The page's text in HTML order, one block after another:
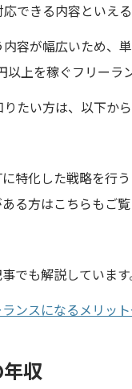
できる内容といえ
容が幅広いため、
以上を稼ぐフリーラ
たい方は、以下か
特化した戦略を行
る方はこちらもご
でも解説しています
ンスになるメリッ
収